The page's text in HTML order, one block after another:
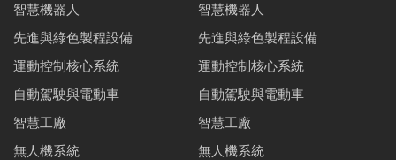
智慧機器人
先進與綠色製程設備
運動控制核心系統
自動駕駛與電動車
智慧工廠
無人機系統
智慧機器人
先進與綠色製程設備
運動控制核心系統
自動駕駛與電動車
智慧工廠
無人機系統